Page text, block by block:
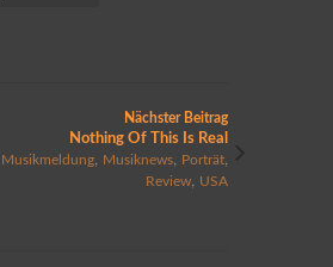
Nächster Beitrag
Nothing Of This Is Real
Musikmeldung Musiknews Porträt
Review USA